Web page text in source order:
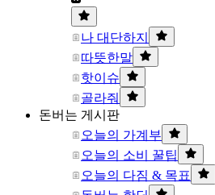
나 대단하지
따뜻한말
핫이슈
골라줘
돈버는 게시판
오늘의 가계부
오늘의 소비 꿀팁
오늘의 다짐 & 목표